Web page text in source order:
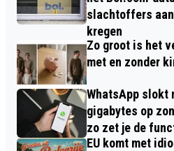
slachtoffers
kregen
Zo groot is het
met en zonder
WhatsApp slokt
gigabytes op
zo zet je de
EU komt met